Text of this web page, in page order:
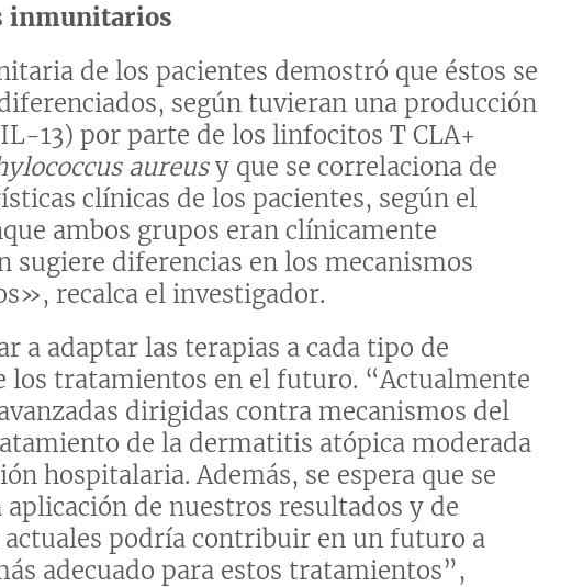
inmunitarios
de los pacientes demostró que éstos se
según tuvieran una producción
13) por parte de los linfocitos T CLA+
aureusy que se correlaciona de
clínicas de los pacientes, según el
ambos grupos eran clínicamente
sugiere diferencias en los mecanismos
recalca el investigador.
a adaptar las terapias a cada tipo de
los tratamientos en el futuro. “Actualmente
dirigidas contra mecanismos del
de la dermatitis atópica moderada
hospitalaria. Además, se espera que se
de nuestros resultados y de
podría contribuir en un futuro a
adecuado para estos tratamientos”,